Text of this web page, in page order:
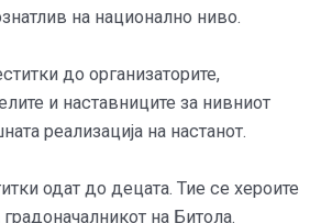
на национално ниво.
до организаторите,
и наставниците за нивниот
реализација на настанот.
одат до децата. Тие се хероите
градоначалникот на Битола.